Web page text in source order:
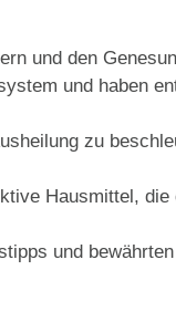
und den
und haben
zu
Hausmittel,
und